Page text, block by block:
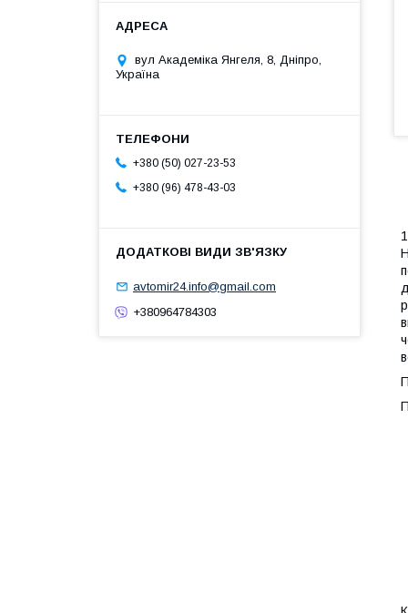
вул Академіка Янгеля, 8, Дніпро,
Україна
+380 (50) 027-23-53
+380 (96) 478-43-03
avtomir24.info@gmail.com
+380964784303